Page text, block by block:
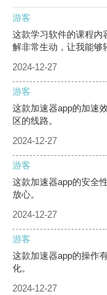
游客
这款学习软件的课程内
解非常生动，让我能够
2024-12-27
游客
这款加速器app的加速
区的线路。
2024-12-27
游客
这款加速器app的安全
放心。
2024-12-27
游客
这款加速器app的操作
化。
2024-12-27